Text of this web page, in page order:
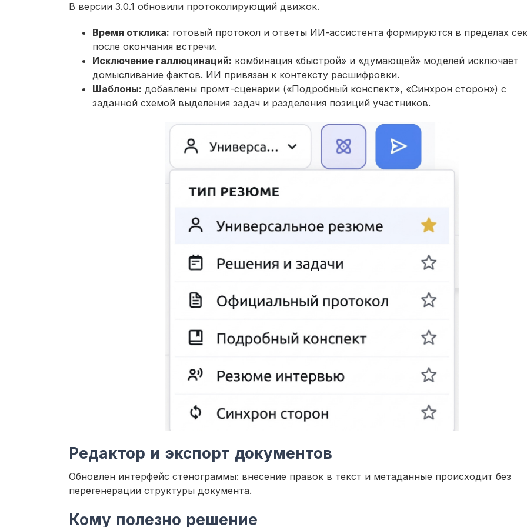
В версии 3.0.1 обновили протоколирующий движок.
Время отклика: готовый протокол и ответы ИИ-ассистента формируются в пределах
после окончания встречи.
Исключение галлюцинаций: комбинация «быстрой» и «думающей» моделей исключает
домысливание фактов. ИИ привязан к контексту расшифровки.
Шаблоны: добавлены промт-сценарии («Подробный конспект», «Синхрон сторон») с
заданной схемой выделения задач и разделения позиций участников.
Редактор и экспорт документов
Обновлен интерфейс стенограммы: внесение правок в текст и метаданные происходит без
перегенерации структуры документа.
Кому полезно решение